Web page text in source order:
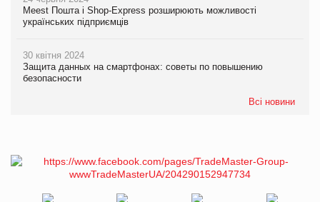
Meest Пошта і Shop-Express розширюють можливості
українських підприємців
30 квітня 2024
Защита данных на смартфонах: советы по повышению
безопасности
Всі новини